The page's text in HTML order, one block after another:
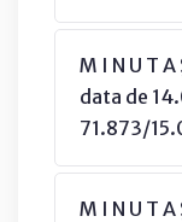
M I N U T
data de
71.873/
M I N U T